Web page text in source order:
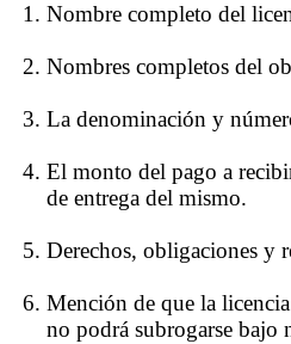
Nombre completo del
Nombres completos del
La denominación y
El monto del pago a
de entrega del mismo.
Derechos, obligaciones y
Mención de que la
no podrá subrogarse bajo